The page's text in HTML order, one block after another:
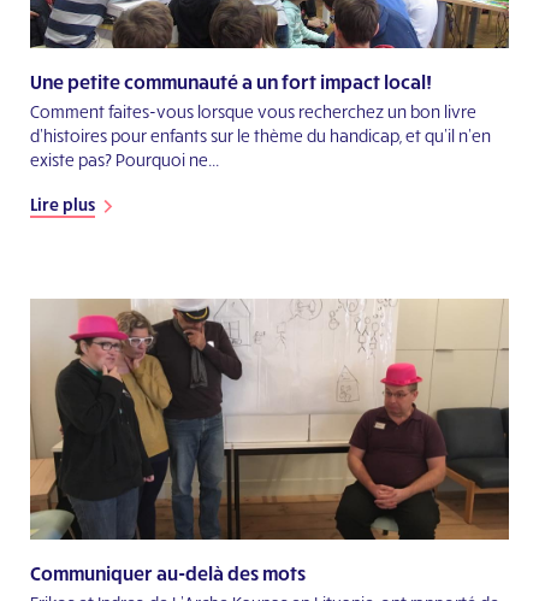
Une petite communauté a un fort impact local!
Comment faites-vous lorsque vous recherchez un bon livre
d'histoires pour enfants sur le thème du handicap, et qu’il n’en
existe pas? Pourquoi ne...
Lire plus
Communiquer au-delà des mots